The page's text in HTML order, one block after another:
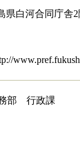
県白河合同庁舎2
部 行政課